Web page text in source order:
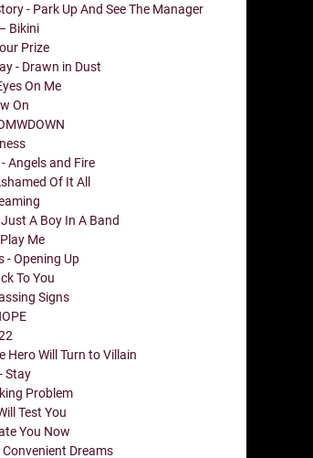
- Park Up And See The Manager
Bikini
Prize
- Drawn in Dust
On Me
On
Angels and Fire
Of It All
A Boy In A Band
Me
- Opening Up
To You
Signs
Hero Will Turn to Villain
Stay
Problem
Test You
You Now
Convenient Dreams